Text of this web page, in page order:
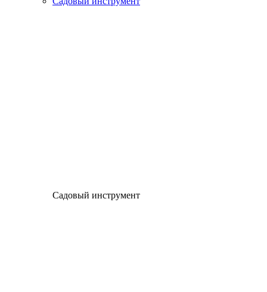
Садовый инструмент